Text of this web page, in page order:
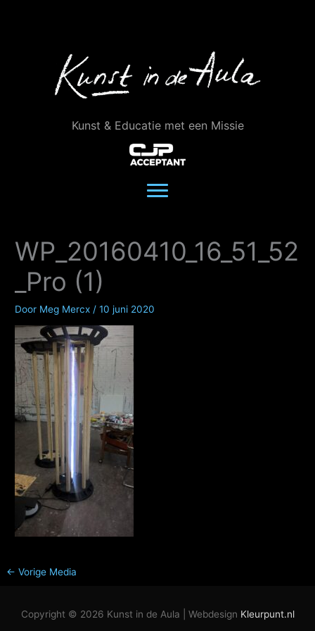
Kunst & Educatie met een Missie
WP_20160410_16_51_52
_Pro (1)
Door Meg Mercx /10 juni 2020
← Vorige Media
Copyright © 2026 Kunst in de Aula | Webdesign Kleurpunt.nl